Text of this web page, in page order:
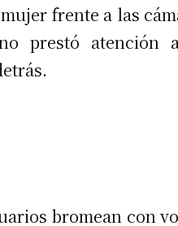
frente a las
prestó atención
bromean con